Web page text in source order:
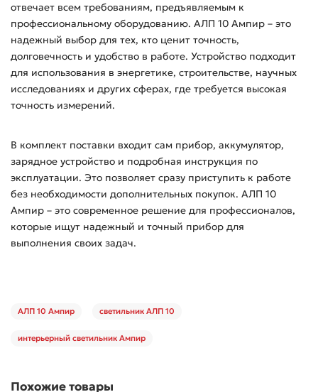
отвечает всем требованиям, предъявляемым к
профессиональному оборудованию. АЛП 10 Ампир – это
надежный выбор для тех, кто ценит точность,
долговечность и удобство в работе. Устройство подходит
для использования в энергетике, строительстве, научных
исследованиях и других сферах, где требуется высокая
точность измерений.
В комплект поставки входит сам прибор, аккумулятор,
зарядное устройство и подробная инструкция по
эксплуатации. Это позволяет сразу приступить к работе
без необходимости дополнительных покупок. АЛП 10
Ампир – это современное решение для профессионалов,
которые ищут надежный и точный прибор для
выполнения своих задач.
АЛП 10 Ампир светильник АЛП 10
интерьерный светильник Ампир
Похожие товары